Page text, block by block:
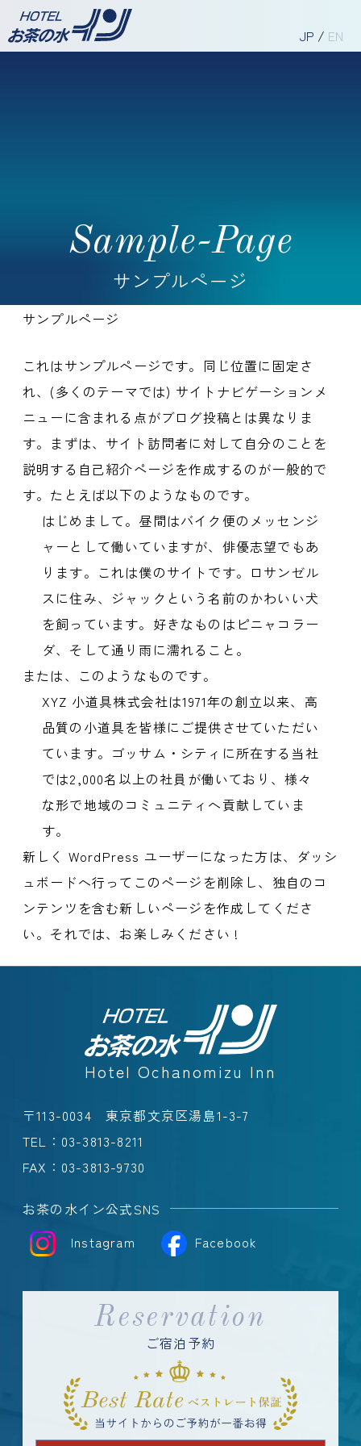
JP / EN
Sample-Page
サンプルページ
サンプルページ
これはサンプルページです。同じ位置に固定さ
れ、(多くのテーマでは) サイトナビゲーションメ
ニューに含まれる点がブログ投稿とは異なりま
す。まずは、サイト訪問者に対して自分のことを
説明する自己紹介ページを作成するのが一般的で
す。たとえば以下のようなものです。
はじめまして。昼間はバイク便のメッセンジ
ャーとして働いていますが、俳優志望でもあ
ります。これは僕のサイトです。ロサンゼル
スに住み、ジャックという名前のかわいい犬
を飼っています。好きなものはピニャコラー
ダ、そして通り雨に濡れること。
または、このようなものです。
XYZ 小道具株式会社は1971年の創立以来、高
品質の小道具を皆様にご提供させていただい
ています。ゴッサム・シティに所在する当社
では2,000名以上の社員が働いており、様々
な形で地域のコミュニティへ貢献していま
す。
新しく WordPress ユーザーになった方は、 ダッシ
ュボードへ行ってこのページを削除し、独自のコ
ンテンツを含む新しいページを作成してくださ
い。それでは、お楽しみください !
Hotel Ochanomizu Inn
〒113-0034 東京都文京区湯島1-3-7
TEL： 03-3813-8211
FAX：03-3813-9730
お茶の水イン公式SNS
Instagram
Facebook
Reservation
ご宿泊予約